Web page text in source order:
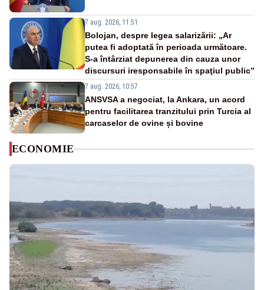
7 aug. 2026, 11:51
Bolojan, despre legea salarizării: „Ar
putea fi adoptată în perioada următoare.
S-a întârziat depunerea din cauza unor
discursuri iresponsabile în spaţiul public”
7 aug. 2026, 10:57
ANSVSA a negociat, la Ankara, un acord
pentru facilitarea tranzitului prin Turcia al
carcaselor de ovine și bovine
ECONOMIE